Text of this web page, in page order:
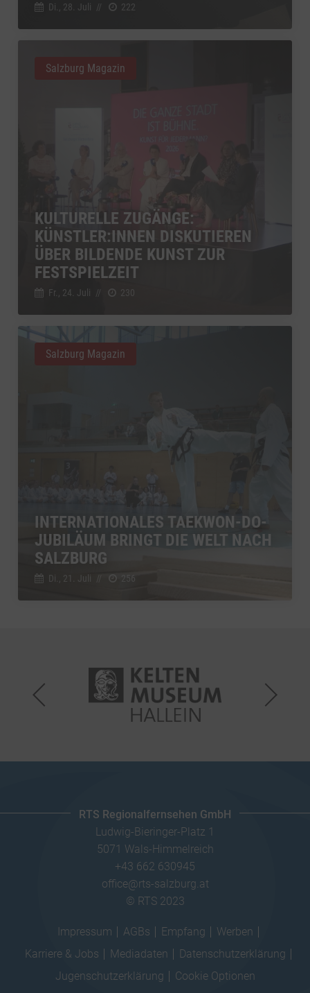
Di., 28. Juli // 222
KULTURELLE ZUGÄNGE:
KÜNSTLER:INNEN DISKUTIEREN
ÜBER BILDENDE KUNST ZUR
FESTSPIELZEIT
Fr., 24. Juli // 230
Salzburg Magazin
INTERNATIONALES TAEKWON-DO-
JUBILÄUM BRINGT DIE WELT NACH
SALZBURG
Di., 21. Juli // 256
Salzburg Magazin
RTS Regionalfernsehen GmbH
Ludwig-Bieringer-Platz 1
5071 Wals-Himmelreich
+43 662 630945
office@rts-salzburg.at
© RTS 2023
Impressum AGBs Empfang
Werben
Karriere & Jobs
Mediadaten
Datenschutzerklärung
Jugenschutzerklärung
Cookie Optionen